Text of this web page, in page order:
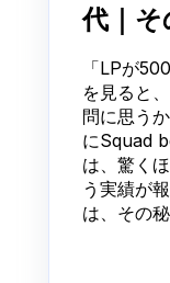
代｜そ
「LPが
を見ると
問に思う
にSquad
は、驚く
う実績が
は、その